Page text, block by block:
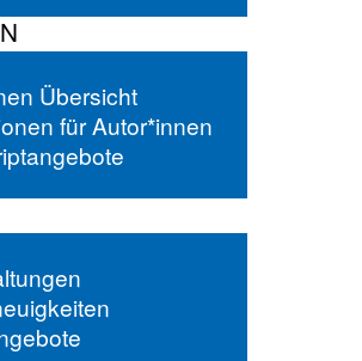
Übersicht
für Autor*innen